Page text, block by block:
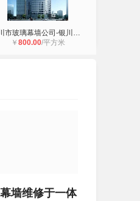
银川市玻璃幕墙公司-银川市铝板幕墙
￥ 800.00/平方米
墙维修于一体